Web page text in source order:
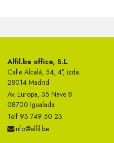
Alfil.be office, S.L
Calle Alcalá, 54, 4°, izda.
28014 Madrid
Av. Europa, 35 Nave 8
08700 Igualada
Telf 93 749 50 23
info@alfil.be